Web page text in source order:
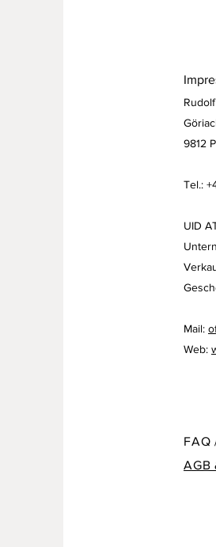
9812
Tel.:
UID
Mail:
Web:
FAQ
AGB